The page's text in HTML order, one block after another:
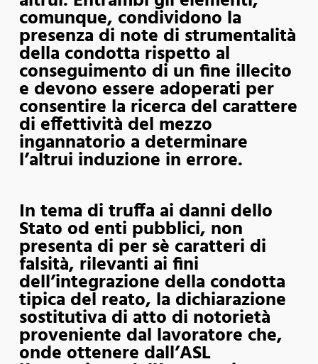
comunque, condividono la
presenza di note di strumentalità
della condotta rispetto al
conseguimento di un fine illecito
e devono essere adoperati per
consentire la ricerca del carattere
di effettività del mezzo
ingannatorio a determinare
l’altrui induzione in errore.
In tema di truffa ai danni dello
Stato od enti pubblici, non
presenta di per sè caratteri di
falsità, rilevanti ai fini
dell’integrazione della condotta
tipica del reato, la dichiarazione
sostitutiva di atto di notorietà
proveniente dal lavoratore che,
onde ottenere dall’ASL